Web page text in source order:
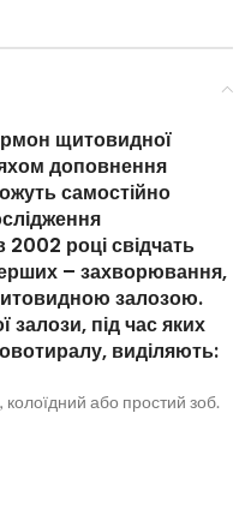
щитовидної
доповнення
самостійно
2002 році свідчать
– захворювання,
щитовидною залозою.
під час яких
виділяють:
або простий зоб.